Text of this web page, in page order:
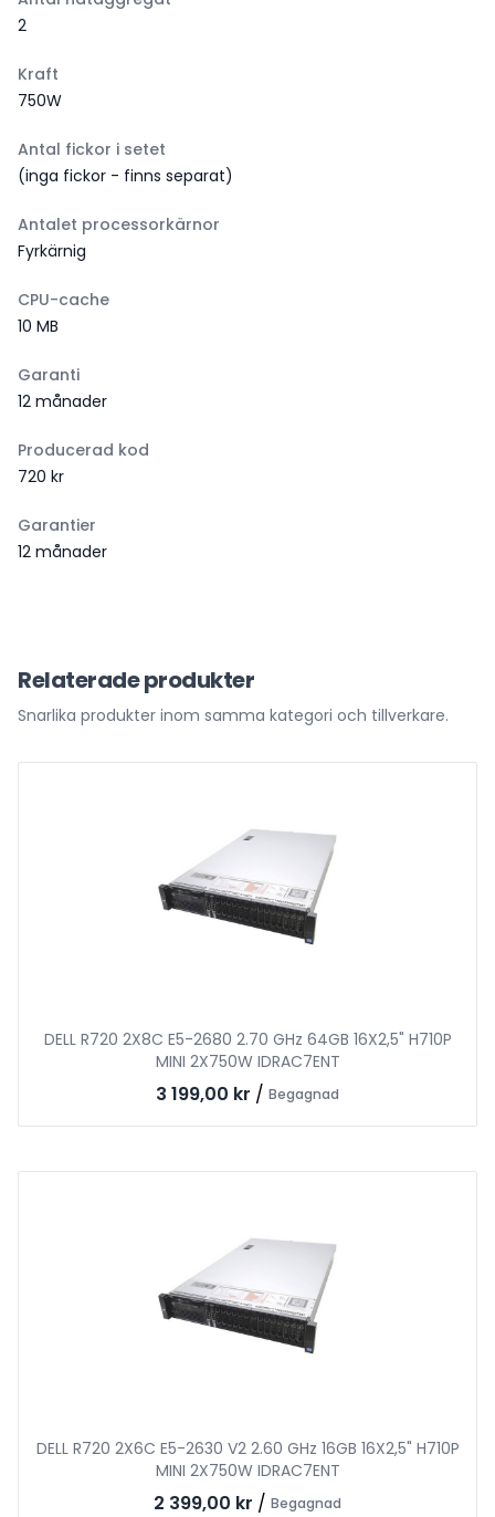
2
Kraft
750W
Antal fickor i setet
(inga fickor - finns separat)
Antalet processorkärnor
Fyrkärnig
CPU-cache
10 MB
Garanti
12 månader
Producerad kod
720 kr
Garantier
12 månader
Relaterade produkter
Snarlika produkter inom samma kategori och tillverkare.
DELL R720 2X8C E5-2680 2.70 GHz 64GB 16X2,5" H710P
MINI 2X750W IDRAC7ENT
3 199,00 kr / Begagnad
DELL R720 2X6C E5-2630 V2 2.60 GHz 16GB 16X2,5" H710P
MINI 2X750W IDRAC7ENT
2 399,00 kr / Begagnad